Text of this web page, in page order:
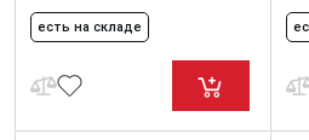
есть на складе